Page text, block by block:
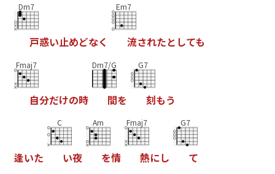
Dm7
戸惑い止めどなく
Em7
流されたと しても
Fmaj7
自分だけの時
Dm7/G
間を
G7
刻もう
逢いた
C
い夜
Am
を情
Fmaj7
熱にし
G7
て